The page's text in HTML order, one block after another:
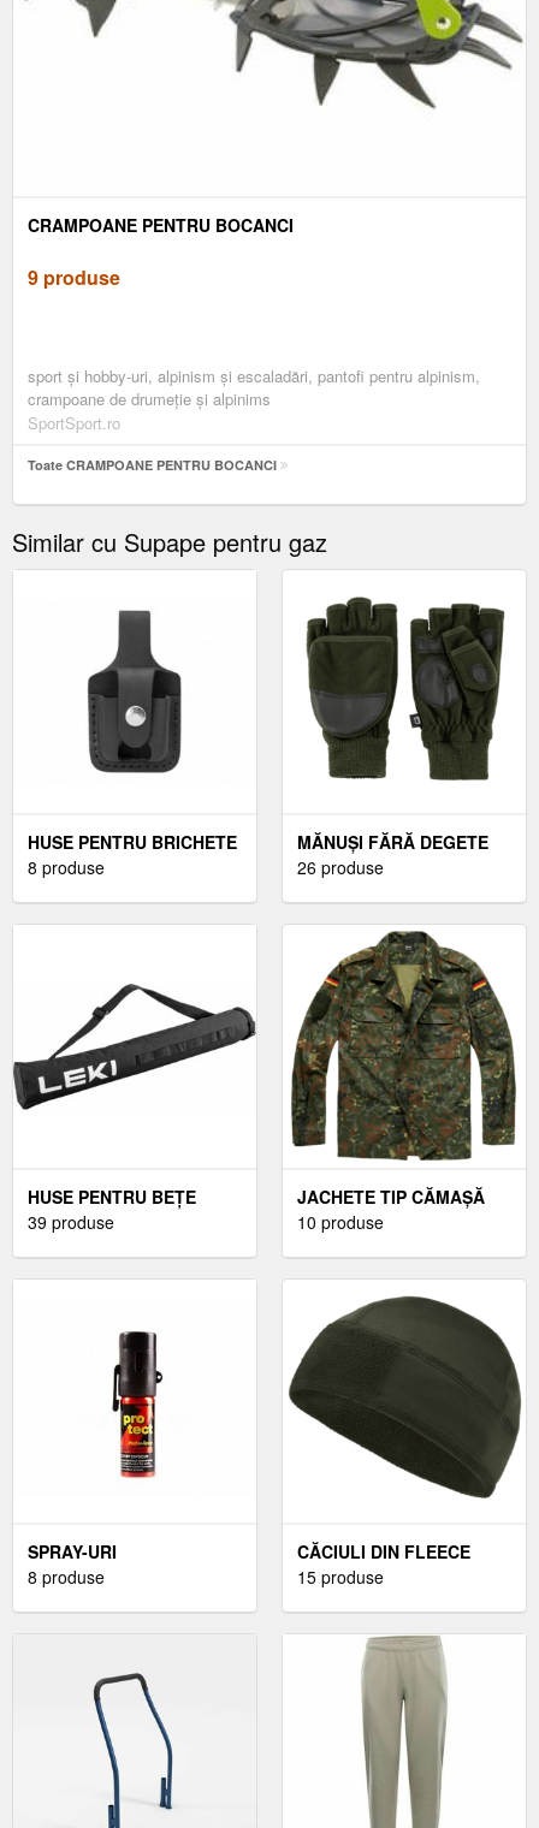
CRAMPOANE PENTRU BOCANCI
9 produse
sport și hobby-uri, alpinism și escaladări, pantofi pentru alpinism,
crampoane de drumeție și alpinims
SportSport.ro
Toate CRAMPOANE PENTRU BOCANCI
Similar cu Supape pentru gaz
HUSE PENTRU BRICHETE
8 produse
MĂNUȘI FĂRĂ DEGETE
PENTRU BĂRBAȚI
26 produse
HUSE PENTRU BEȚE
39 produse
JACHETE TIP CĂMAȘĂ
PENTRU BĂRBAȚI
10 produse
SPRAY-URI
AUTOAPĂRARE PENTRU
8 produse
CĂCIULI DIN FLEECE
PENTRU BĂRBAȚI
15 produse